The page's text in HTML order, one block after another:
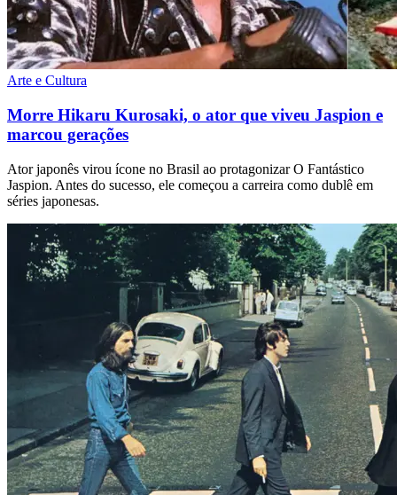
Arte e Cultura
Morre Hikaru Kurosaki, o ator que viveu Jaspion e
marcou gerações
Ator japonês virou ícone no Brasil ao protagonizar O Fantástico
Jaspion. Antes do sucesso, ele começou a carreira como dublê em
séries japonesas.